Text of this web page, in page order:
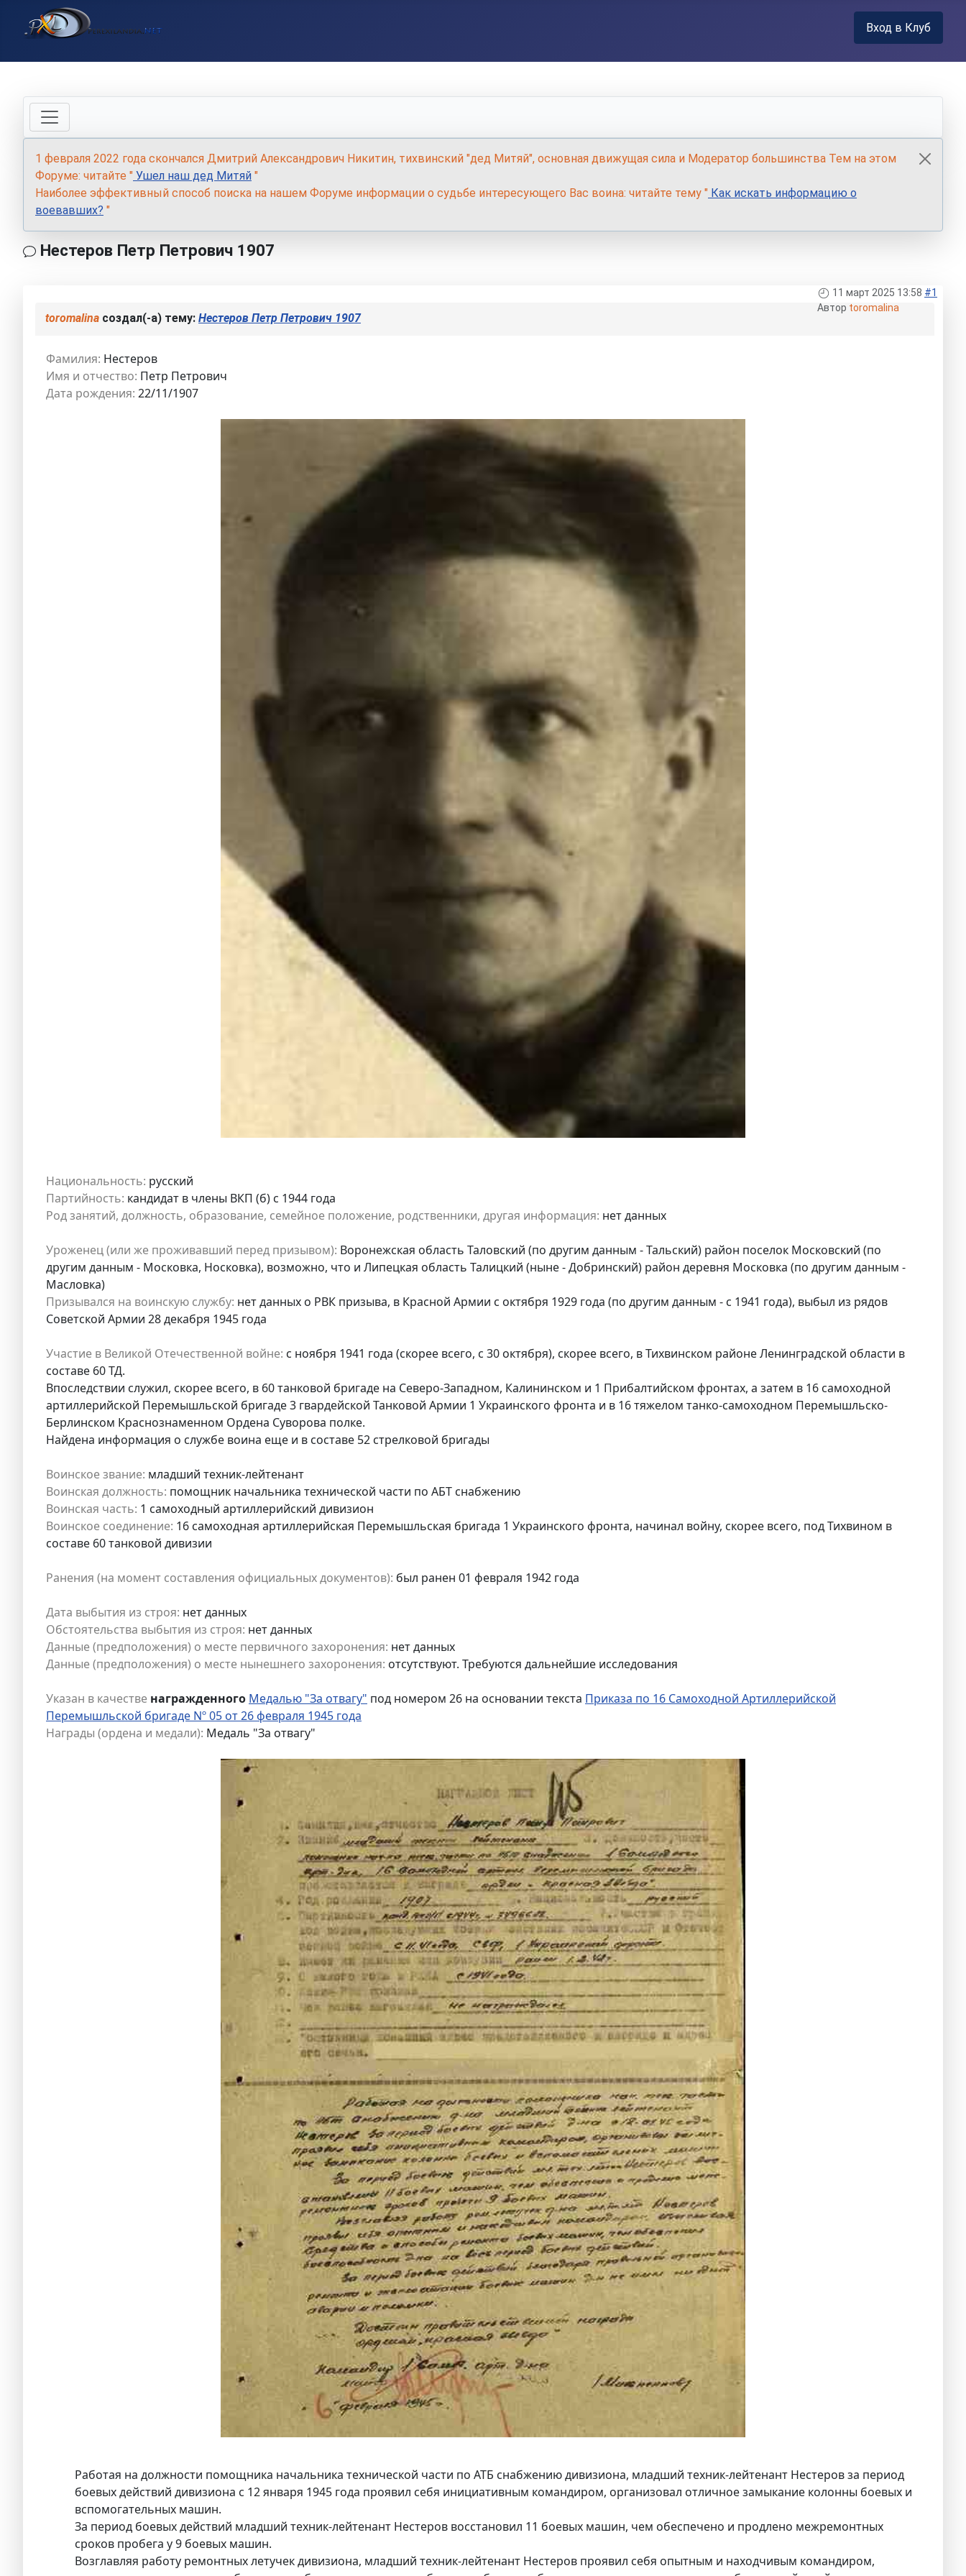
Вход в Клуб
1 февраля 2022 года скончался Дмитрий Александрович Никитин, тихвинский "дед Митяй", основная движущая сила и Модератор большинства Тем на этом
Форуме: читайте " Ушел наш дед Митяй "
Наиболее эффективный способ поиска на нашем Форуме информации о судьбе интересующего Вас воина: читайте тему " Как искать информацию о
воевавших? "
Нестеров Петр Петрович 1907
11 март 2025 13:58 #1
Автор toromalina
toromalina создал(-а) тему: Нестеров Петр Петрович 1907
Фамилия: Нестеров
Имя и отчество: Петр Петрович
Дата рождения: 22/11/1907
Национальность: русский
Партийность: кандидат в члены ВКП (б) с 1944 года
Род занятий, должность, образование, семейное положение, родственники, другая информация: нет данных
Уроженец (или же проживавший перед призывом): Воронежская область Таловский (по другим данным - Тальский) район поселок Московский (по
другим данным - Московка, Носковка), возможно, что и Липецкая область Талицкий (ныне - Добринский) район деревня Московка (по другим данным -
Масловка)
Призывался на воинскую службу: нет данных о РВК призыва, в Красной Армии с октября 1929 года (по другим данным - с 1941 года), выбыл из рядов
Советской Армии 28 декабря 1945 года
Участие в Великой Отечественной войне: с ноября 1941 года (скорее всего, с 30 октября), скорее всего, в Тихвинском районе Ленинградской области в
составе 60 ТД.
Впоследствии служил, скорее всего, в 60 танковой бригаде на Северо-Западном, Калининском и 1 Прибалтийском фронтах, а затем в 16 самоходной
артиллерийской Перемышльской бригаде 3 гвардейской Танковой Армии 1 Украинского фронта и в 16 тяжелом танко-самоходном Перемышльско-
Берлинском Краснознаменном Ордена Суворова полке.
Найдена информация о службе воина еще и в составе 52 стрелковой бригады
Воинское звание: младший техник-лейтенант
Воинская должность: помощник начальника технической части по АБТ снабжению
Воинская часть: 1 самоходный артиллерийский дивизион
Воинское соединение: 16 самоходная артиллерийская Перемышльская бригада 1 Украинского фронта, начинал войну, скорее всего, под Тихвином в
составе 60 танковой дивизии
Ранения (на момент составления официальных документов): был ранен 01 февраля 1942 года
Дата выбытия из строя: нет данных
Обстоятельства выбытия из строя: нет данных
Данные (предположения) о месте первичного захоронения: нет данных
Данные (предположения) о месте нынешнего захоронения: отсутствуют. Требуются дальнейшие исследования
Указан в качестве награжденного Медалью "За отвагу" под номером 26 на основании текста Приказа по 16 Самоходной Артиллерийской
Перемышльской бригаде Nº 05 от 26 февраля 1945 года
Награды (ордена и медали): Медаль "За отвагу"
Работая на должности помощника начальника технической части по АТБ снабжению дивизиона, младший техник-лейтенант Нестеров за период
боевых действий дивизиона с 12 января 1945 года проявил себя инициативным командиром, организовал отличное замыкание колонны боевых и
вспомогательных машин.
За период боевых действий младший техник-лейтенант Нестеров восстановил 11 боевых машин, чем обеспечено и продлено межремонтных
сроков пробега у 9 боевых машин.
Возглавляя работу ремонтных летучек дивизиона, младший техник-лейтенант Нестеров проявил себя опытным и находчивым командиром,